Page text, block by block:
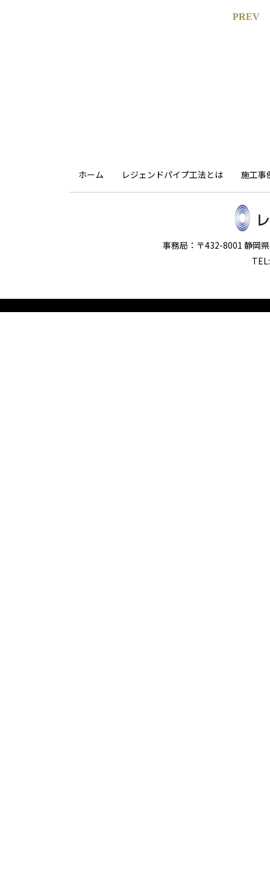
PREV
ホーム レジェンドパイプ工法とは 施工事
事務局：〒432-8001 静岡